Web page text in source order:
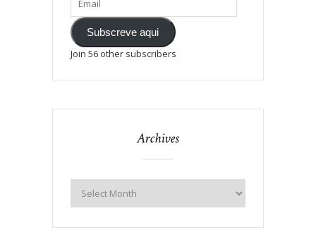
Subscreve aqui
Join 56 other subscribers
Archives